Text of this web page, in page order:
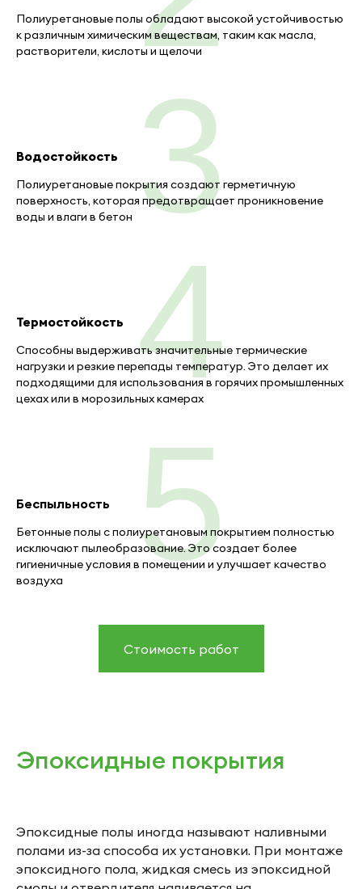
Полиуретановые полы обладают высокой устойчивостью
к различным химическим веществам, таким как масла,
растворители, кислоты и щелочи
Водостойкость
Полиуретановые покрытия создают герметичную
поверхность, которая предотвращает проникновение
воды и влаги в бетон 3
Термостойкость
Способны выдерживать значительные термические
нагрузки и резкие перепады температур. Это делает их
подходящими для использования в горячих промышленных
цехах или в морозильных камерах
4
Беспыльность
Бетонные полы с полиуретановым покрытием полностью
исключают пылеобразование. Это создает более
гигиеничные условия в помещении и улучшает качество
воздуха
5
Стоимость работ
Эпоксидные покрытия
Эпоксидные полы иногда называют наливными
полами из-за способа их установки. При монтаже
эпоксидного пола, жидкая смесь из эпоксидной